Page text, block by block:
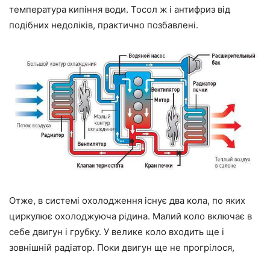
температура кипіння води. Тосол ж і антифриз від
подібних недоліків, практично позбавлені.
Отже, в системі охолодження існує два кола, по яких
циркулює охолоджуюча рідина. Малий коло включає в
себе двигун і грубку. У велике коло входить ще і
зовнішній радіатор. Поки двигун ще не прогрілося,